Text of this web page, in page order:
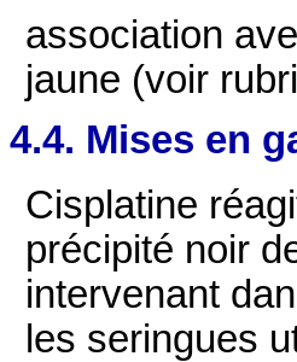
association
jaune (voir
4.4. Mises en
Cisplatine
précipité noir
intervenant
les seringues